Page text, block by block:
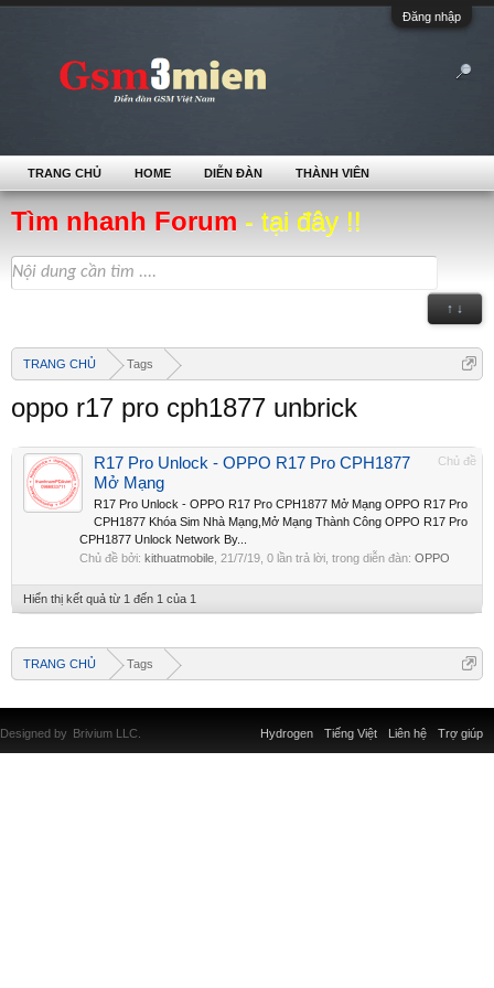
Đăng nhập
Tìm nhanh Forum - tại đây !!
↑ ↓
TRANG CHỦ Tags
oppo r17 pro cph1877 unbrick
Chủ đề
R17 Pro Unlock - OPPO R17 Pro CPH1877
Mở Mạng
R17 Pro Unlock - OPPO R17 Pro CPH1877 Mở Mạng OPPO R17 Pro
CPH1877 Khóa Sim Nhà Mạng,Mở Mạng Thành Công OPPO R17 Pro
CPH1877 Unlock Network By...
Chủ đề bởi: kithuatmobile 21/7/19 , 0 lần trả lời, trong diễn đàn: OPPO
Hiển thị kết quả từ 1 đến 1 của 1
TRANG CHỦ Tags
TRANG CHỦ HOME DIỄN ĐÀN THÀNH VIÊN
Liên hệ Trợ giúp
Hydrogen Tiếng Việt
Designed by Brivium LLC.